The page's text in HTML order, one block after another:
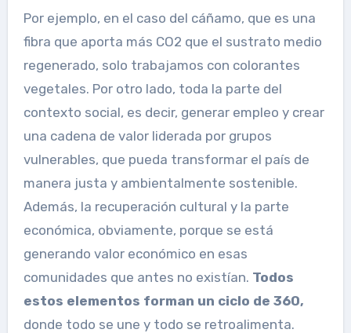
Por ejemplo, en el caso del cáñamo, que es una
fibra que aporta más CO2 que el sustrato medio
regenerado, solo trabajamos con colorantes
vegetales. Por otro lado, toda la parte del
contexto social, es decir, generar empleo y crear
una cadena de valor liderada por grupos
vulnerables, que pueda transformar el país de
manera justa y ambientalmente sostenible.
Además, la recuperación cultural y la parte
económica, obviamente, porque se está
generando valor económico en esas
comunidades que antes no existían. Todos
estos elementos forman un ciclo de 360,
donde todo se une y todo se retroalimenta.